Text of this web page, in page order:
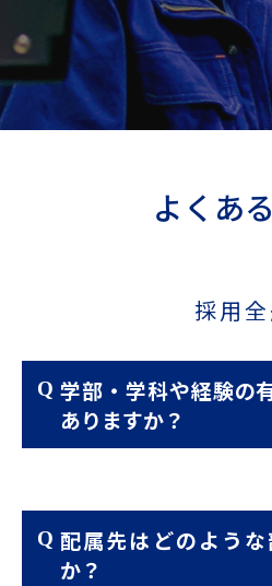
よくあ
採用
学部・学科や経験の
ありますか？
配属先はどのよう
か？